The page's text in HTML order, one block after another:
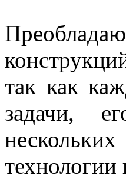
так как
задачи,
технологии